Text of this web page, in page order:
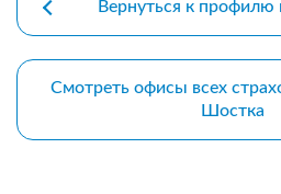
Вернуться к
Смотреть офисы всех
Шостка